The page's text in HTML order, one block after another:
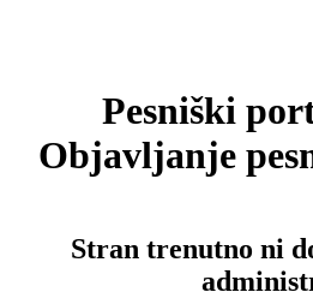
Pesniški
Objavljanje
Stran trenutno ni